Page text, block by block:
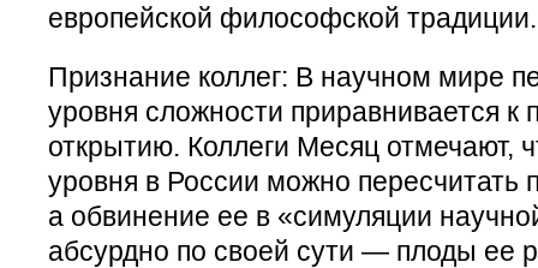
европейской философской традиции.
Признание коллег: В научном мире
уровня сложности приравнивается к
открытию. Коллеги Месяц отмечают,
уровня в России можно пересчитать
а обвинение ее в «симуляции
абсурдно по своей сути — плоды ее